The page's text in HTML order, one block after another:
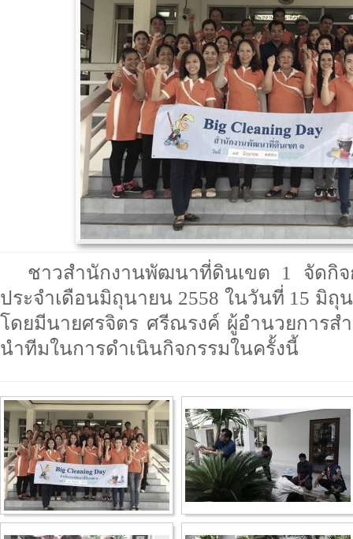
ชาวสำนักงานพัฒนาที่ดินเขต 1 จัดกิจ
ประจำเดือนมิถุนายน 2558 ในวันที่ 15 มิถุน
โดยมีนายศรจิตร ศรีณรงค์ ผู้อำนวยการ
นำทีมในการดำเนินกิจกรรมในครั้งนี้